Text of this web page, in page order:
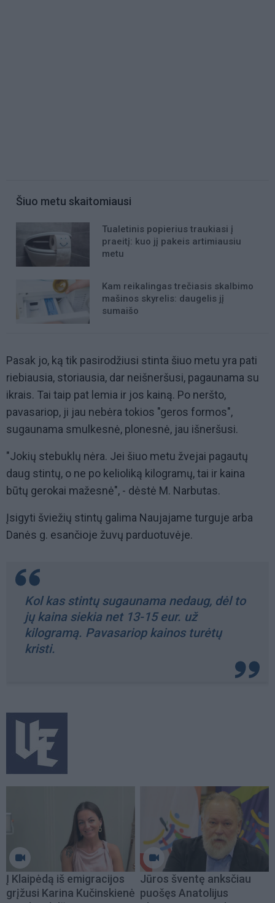
Šiuo metu skaitomiausi
Tualetinis popierius traukiasi į
praeitį: kuo jį pakeis artimiausiu
metu
Kam reikalingas trečiasis skalbimo
mašinos skyrelis: daugelis jį
sumaišo
Pasak jo, ką tik pasirodžiusi stinta šiuo metu yra pati
riebiausia, storiausia, dar neišneršusi, pagaunama su
ikrais. Tai taip pat lemia ir jos kainą. Po neršto,
pavasariop, ji jau nebėra tokios "geros formos",
sugaunama smulkesnė, plonesnė, jau išneršusi.
"Jokių stebuklų nėra. Jei šiuo metu žvejai pagautų
daug stintų, o ne po kelioliką kilogramų, tai ir kaina
būtų gerokai mažesnė", - dėstė M. Narbutas.
Įsigyti šviežių stintų galima Naujajame turguje arba
Danės g. esančioje žuvų parduotuvėje.
Kol kas stintų sugaunama nedaug, dėl to
jų kaina siekia net 13-15 eur. už
kilogramą. Pavasariop kainos turėtų
kristi.
Į Klaipėdą iš emigracijos
grįžusi Karina Kučinskienė
Jūros šventę anksčiau
puošęs Anatolijus